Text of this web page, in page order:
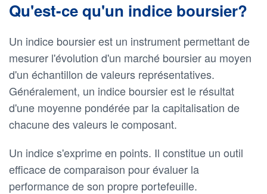
Qu'est-ce qu'un indice boursier?
Un indice boursier est un instrument permettant de
mesurer l'évolution d'un marché boursier au moyen
d'un échantillon de valeurs représentatives.
Généralement, un indice boursier est le résultat
d'une moyenne pondérée par la capitalisation de
chacune des valeurs le composant.
Un indice s'exprime en points. Il constitue un outil
efficace de comparaison pour évaluer la
performance de son propre portefeuille.